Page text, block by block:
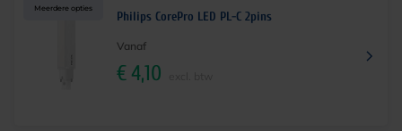
Meerdere opties
Philips CorePro LED PL-C 2pins
Vanaf
€ 4,10